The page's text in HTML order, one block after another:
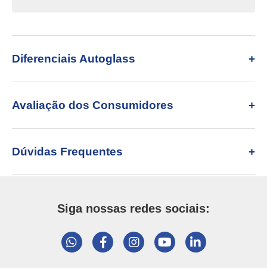
Diferenciais Autoglass
Avaliação dos Consumidores
Dúvidas Frequentes
Siga nossas redes sociais: